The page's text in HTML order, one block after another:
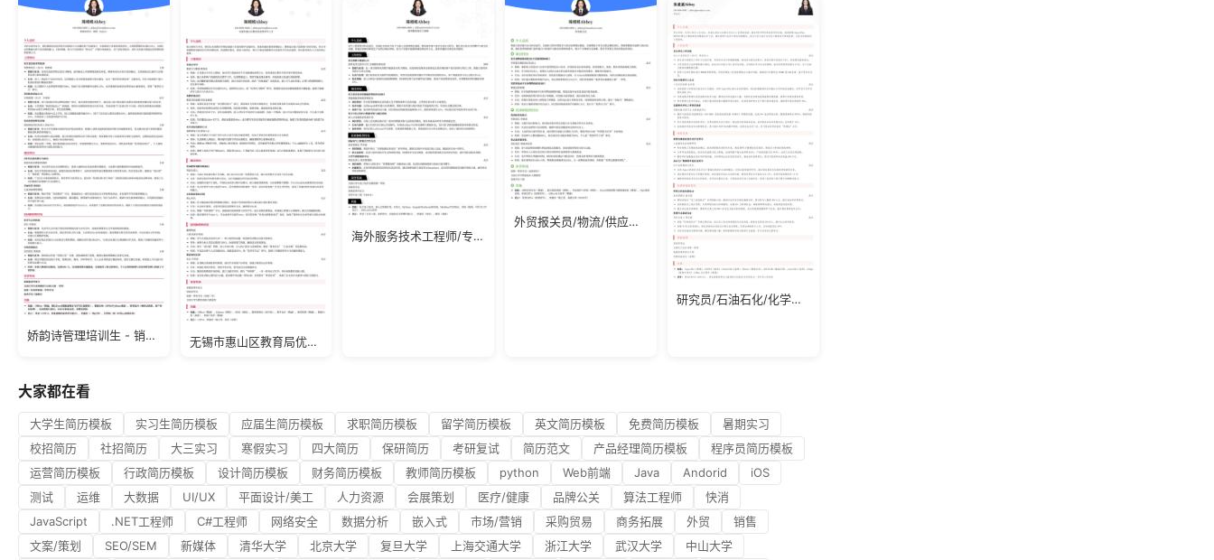
娇韵诗管理培训生 - 销售简历模板 无锡市惠山区教育局优秀青年人才简历模板
海外服务技术工程师/专业服务行业/应届生简历模板
外贸报关员/物流/供应链/应届生简历模板
研究员/石油石化/化学化工/应届生简历模板
大家都在看
大学生简历模板 实习生简历模板 应届生简历模板 求职简历模板 留学简历模板 英文简历模板 免费简历模板
暑期实习
校招简历
社招简历 大三实习 寒假实习 四大简历 保研简历 考研复试 简历范文 产品经理简历模板
程序员简历模板
运营简历模板
行政简历模板 设计简历模板 财务简历模板 教师简历模板 python Web前端 Java Andorid
iOS
测试
运维 大数据 UI/UX 平面设计/美工 人力资源 会展策划 医疗/健康 品牌公关 算法工程师
快消
JavaScript
.NET工程师 C#工程师 网络安全 数据分析 嵌入式 市场/营销 采购贸易 商务拓展 外贸
销售
文案/策划
SEO/SEM 新媒体 清华大学 北京大学 复旦大学 上海交通大学 浙江大学 武汉大学 中山大学